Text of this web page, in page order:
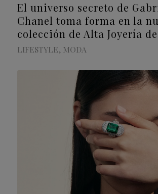
El universo secreto de
Chanel toma forma en la
colección de Alta Joyería
LIFESTYLE, MODA